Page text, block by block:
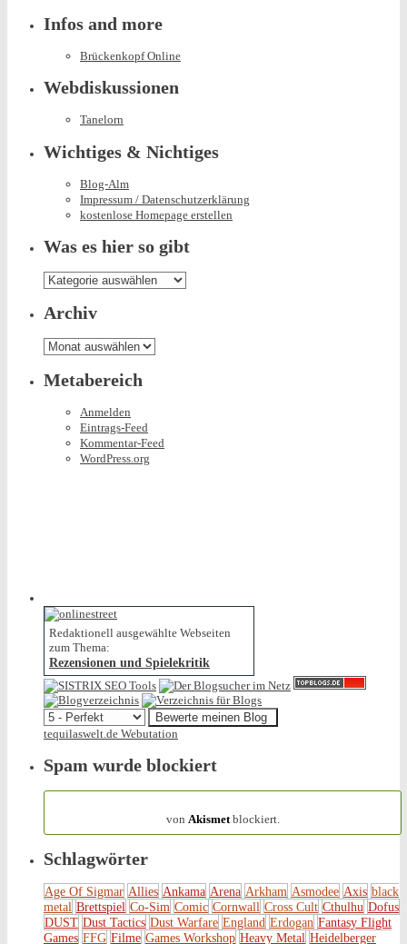
Infos and more
Brückenkopf Online
Webdiskussionen
Tanelorn
Wichtiges & Nichtiges
Blog-Alm
Impressum / Datenschutzerklärung
kostenlose Homepage erstellen
Was es hier so gibt
Was
es
hier
so
gibt
Archiv
Archiv
Metabereich
Anmelden
Eintrags-Feed
Kommentar-Feed
WordPress.org
Redaktionell ausgewählte Webseiten
zum Thema:
Rezensionen und Spielekritik
tequilaswelt.de Webutation
Spam wurde blockiert
von Akismetblockiert.
Schlagwörter
Age Of Sigmar Allies Ankama Arena Arkham Asmodee Axis black
metal Brettspiel Co-Sim Comic Cornwall Cross Cult Cthulhu Dofus
DUST Dust Tactics Dust Warfare England Erdogan Fantasy Flight
Games FFG Filme Games Workshop Heavy Metal Heidelberger